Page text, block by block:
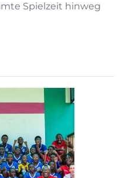
Spielzeit hinweg